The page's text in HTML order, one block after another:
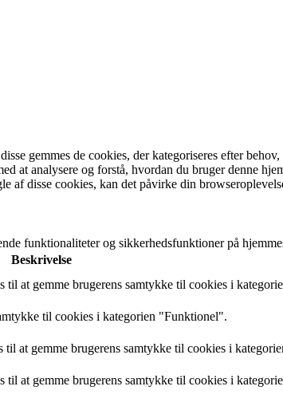
gemmes de cookies, der kategoriseres efter
at analysere og forstå, hvordan du bruger denne
af disse cookies, kan det påvirke din
funktionaliteter og sikkerhedsfunktioner på
Beskrivelse
at gemme brugerens samtykke til cookies i
til cookies i kategorien "Funktionel".
at gemme brugerens samtykke til cookies i
at gemme brugerens samtykke til cookies i